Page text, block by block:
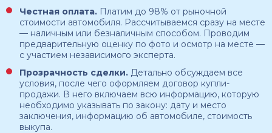
Честная оплата. Платим до 98% от рыночной
стоимости автомобиля. Рассчитываемся сразу на месте
— наличным или безналичным способом. Проводим
предварительную оценку по фото и осмотр на месте —
с участием независимого эксперта.
Прозрачность сделки. Детально обсуждаем все
условия, после чего оформляем договор купли-
продажи. В него включаем всю информацию, которую
необходимо указывать по закону: дату и место
заключения, информацию об автомобиле, стоимость
выкупа.